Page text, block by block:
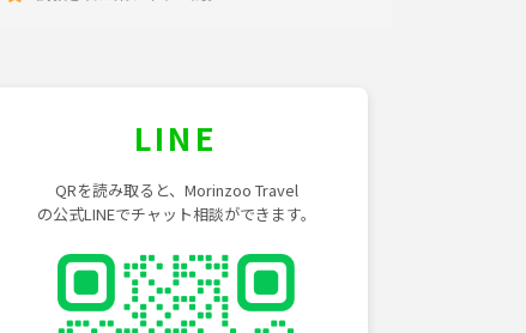
LINE
QRを読み取ると、Morinzoo Travel
の公式LINEでチャット相談ができます。